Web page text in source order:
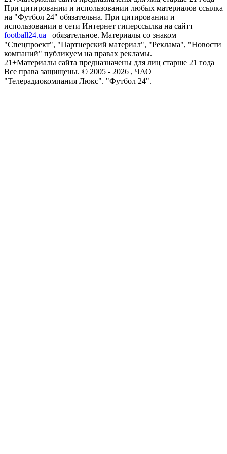
При цитировании и использовании любых материалов ссылка
на "Футбол 24" обязательна. При цитировании и
использовании в сети Интернет гиперссылка на сайтт
football24.ua
обязательное. Материалы со знаком
"Спецпроект", "Партнерский материал", "Реклама", "Новости
компаний" публикуем на правах рекламы.
21+Материалы сайта предназначены для лиц старше 21 года
Все права защищены. © 2005 - 2026 , ЧАО
"Телерадиокомпания Люкс". "Футбол 24".